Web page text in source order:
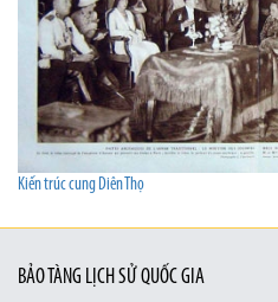
Kiến trúc cung Diên Thọ
BẢO TÀNG LỊCH SỬ QUỐC GIA